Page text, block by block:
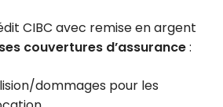
CIBC avec remise en argent
couvertures d’assurance:
dommages pour les